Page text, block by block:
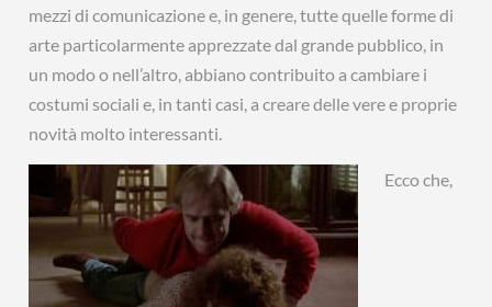
mezzi di comunicazione e, in genere, tutte quelle forme di
arte particolarmente apprezzate dal grande pubblico, in
un modo o nell’altro, abbiano contribuito a cambiare i
costumi sociali e, in tanti casi, a creare delle vere e proprie
novità molto interessanti.
Ecco che,